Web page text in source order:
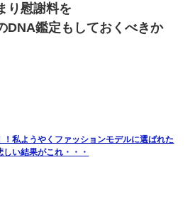
と付き合うも現実を知ってしまい無事
と家建てられるね！』夫「実家を二世
使った」→私『離婚しよう』夫「え
げるから』→すると…
り慰謝料を
DNA鑑定もしておくべきか
！私ようやくファッションモデルに選ばれた
い結果がこれ・・・